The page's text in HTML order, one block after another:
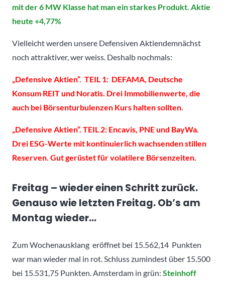
mit der 6 MW Klasse hat man ein starkes Produkt. Aktie
heute +4,77%
Vielleicht werden unsere Defensiven Aktiendemnächst
noch attraktiver, wer weiss. Deshalb nochmals:
„Defensive Aktien“. TEIL 1: DEFAMA, Deutsche
Konsum REIT und Noratis. Drei Immobilienwerte, die
auch bei Börsenturbulenzen Kurs halten sollten.
„Defensive Aktien“. TEIL 2: Encavis, PNE und BayWa.
Drei ESG-Werte mit kontinuierlich wachsenden stillen
Reserven. Gut gerüstet für volatilere Börsenzeiten.
Freitag – wieder einen Schritt zurück.
Genauso wie letzten Freitag. Ob’s am
Montag wieder…
Zum Wochenausklang eröffnet bei 15.562,14 Punkten
war man wieder mal in rot. Schluss zumindest über 15.500
bei 15.531,75 Punkten. Amsterdam in grün: Steinhoff